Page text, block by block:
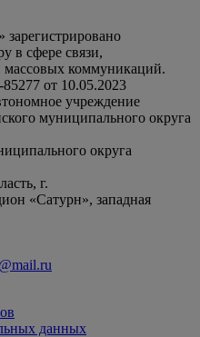
в сфере связи,
коммуникаций.
от 10.05.2023
учреждение
муниципального округа
округа
г.
«Сатурн», западная
данных